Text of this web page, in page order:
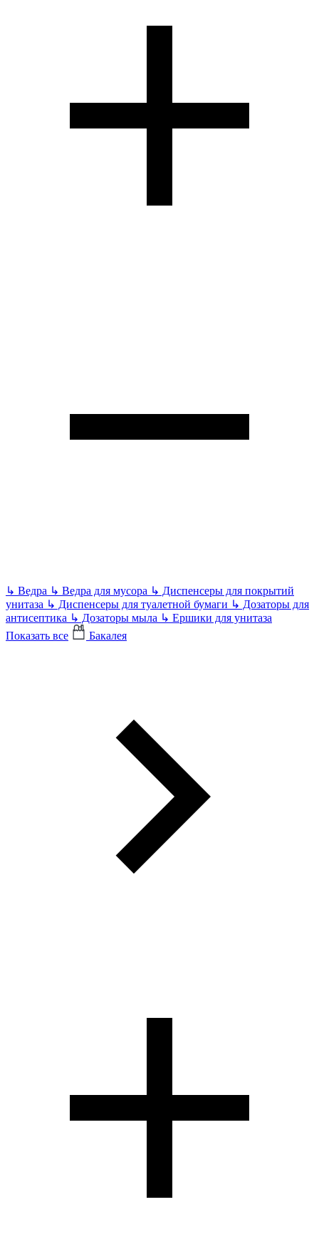
↳ Ведра ↳ Ведра для мусора ↳ Диспенсеры для покрытий
унитаза ↳ Диспенсеры для туалетной бумаги ↳ Дозаторы для
антисептика ↳ Дозаторы мыла ↳ Ершики для унитаза
Показать все
Бакалея